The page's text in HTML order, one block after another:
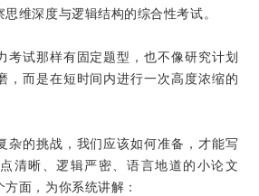
维深度与逻辑结构的综合性考试。
考试那样有固定题型，也不像研究计划
，而是在短时间内进行一次高度浓缩的
杂的挑战，我们应该如何准备，才能写
清晰、逻辑严密、语言地道的小论文
面，为你系统讲解：